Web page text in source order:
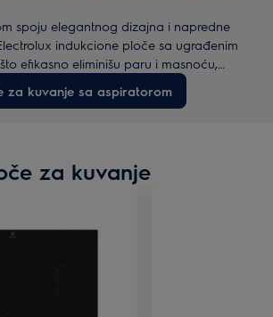
spoju elegantnog dizajna i napredne
indukcione ploče sa ugrađenim
efikasno eliminišu paru i masnoću,
u osmišljavanju kuhinjskog prostora.
za kuvanje sa aspiratorom
za kuvanje